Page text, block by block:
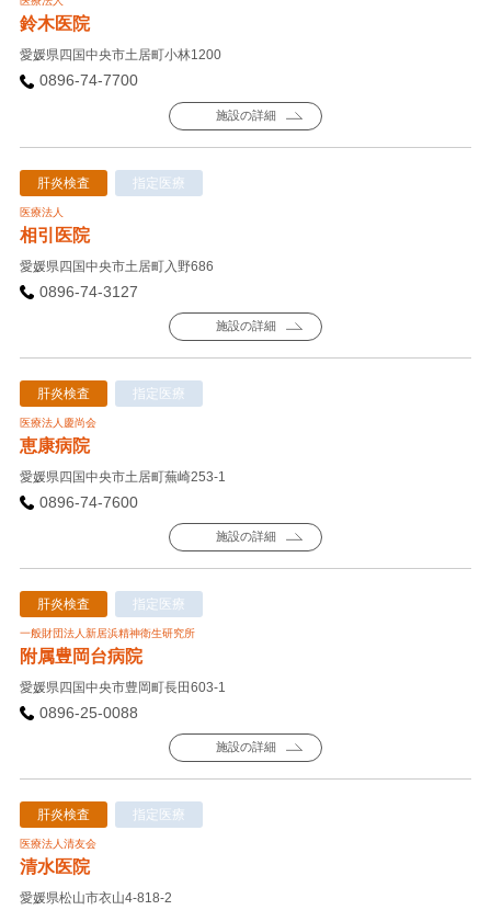
鈴木医院
愛媛県四国中央市土居町小林1200
0896-74-7700
施設の詳細
肝炎検査 指定医療
医療法人
相引医院
愛媛県四国中央市土居町入野686
0896-74-3127
施設の詳細
肝炎検査 指定医療
医療法人慶尚会
恵康病院
愛媛県四国中央市土居町蕪崎253-1
0896-74-7600
施設の詳細
肝炎検査 指定医療
一般財団法人新居浜精神衛生研究所
附属豊岡台病院
愛媛県四国中央市豊岡町長田603-1
0896-25-0088
施設の詳細
肝炎検査 指定医療
医療法人清友会
清水医院
愛媛県松山市衣山4-818-2